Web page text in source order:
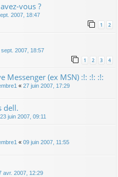
vous ?
2007, 18:47
1 2
sept. 2007, 18:57
1 2 3 4
Messenger (ex MSN) :!: :!: :!:
« 27 juin 2007, 17:29
dell.
23 juin 2007, 09:11
« 09 juin 2007, 11:55
avr. 2007, 12:29